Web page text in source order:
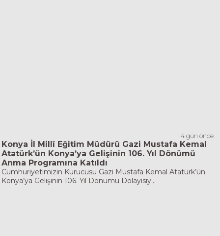
4 gün önce
Konya İl Millî Eğitim Müdürü Gazi Mustafa Kemal
Atatürk’ün Konya’ya Gelişinin 106. Yıl Dönümü
Anma Programına Katıldı
Cumhuriyetimizin Kurucusu Gazi Mustafa Kemal Atatürk’ün
Konya’ya Gelişinin 106. Yıl Dönümü Dolayısıy...